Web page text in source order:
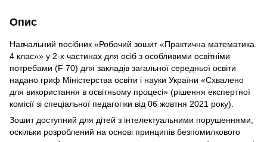
Опис
Навчальний посібник «Робочий зошит «Практична математика.
4 клас»» у 2-х частинах для осіб з особливими освітніми
потребами (F 70) для закладів загальної середньої освіти
надано гриф Міністерства освіти і науки України «Схвалено
для використання в освітньому процесі» (рішення експертної
комісії зі спеціальної педагогіки від 06 жовтня 2021 року).
Зошит доступний для дітей з інтелектуальними порушеннями,
оскільки розроблений на основі принципів безпомилкового